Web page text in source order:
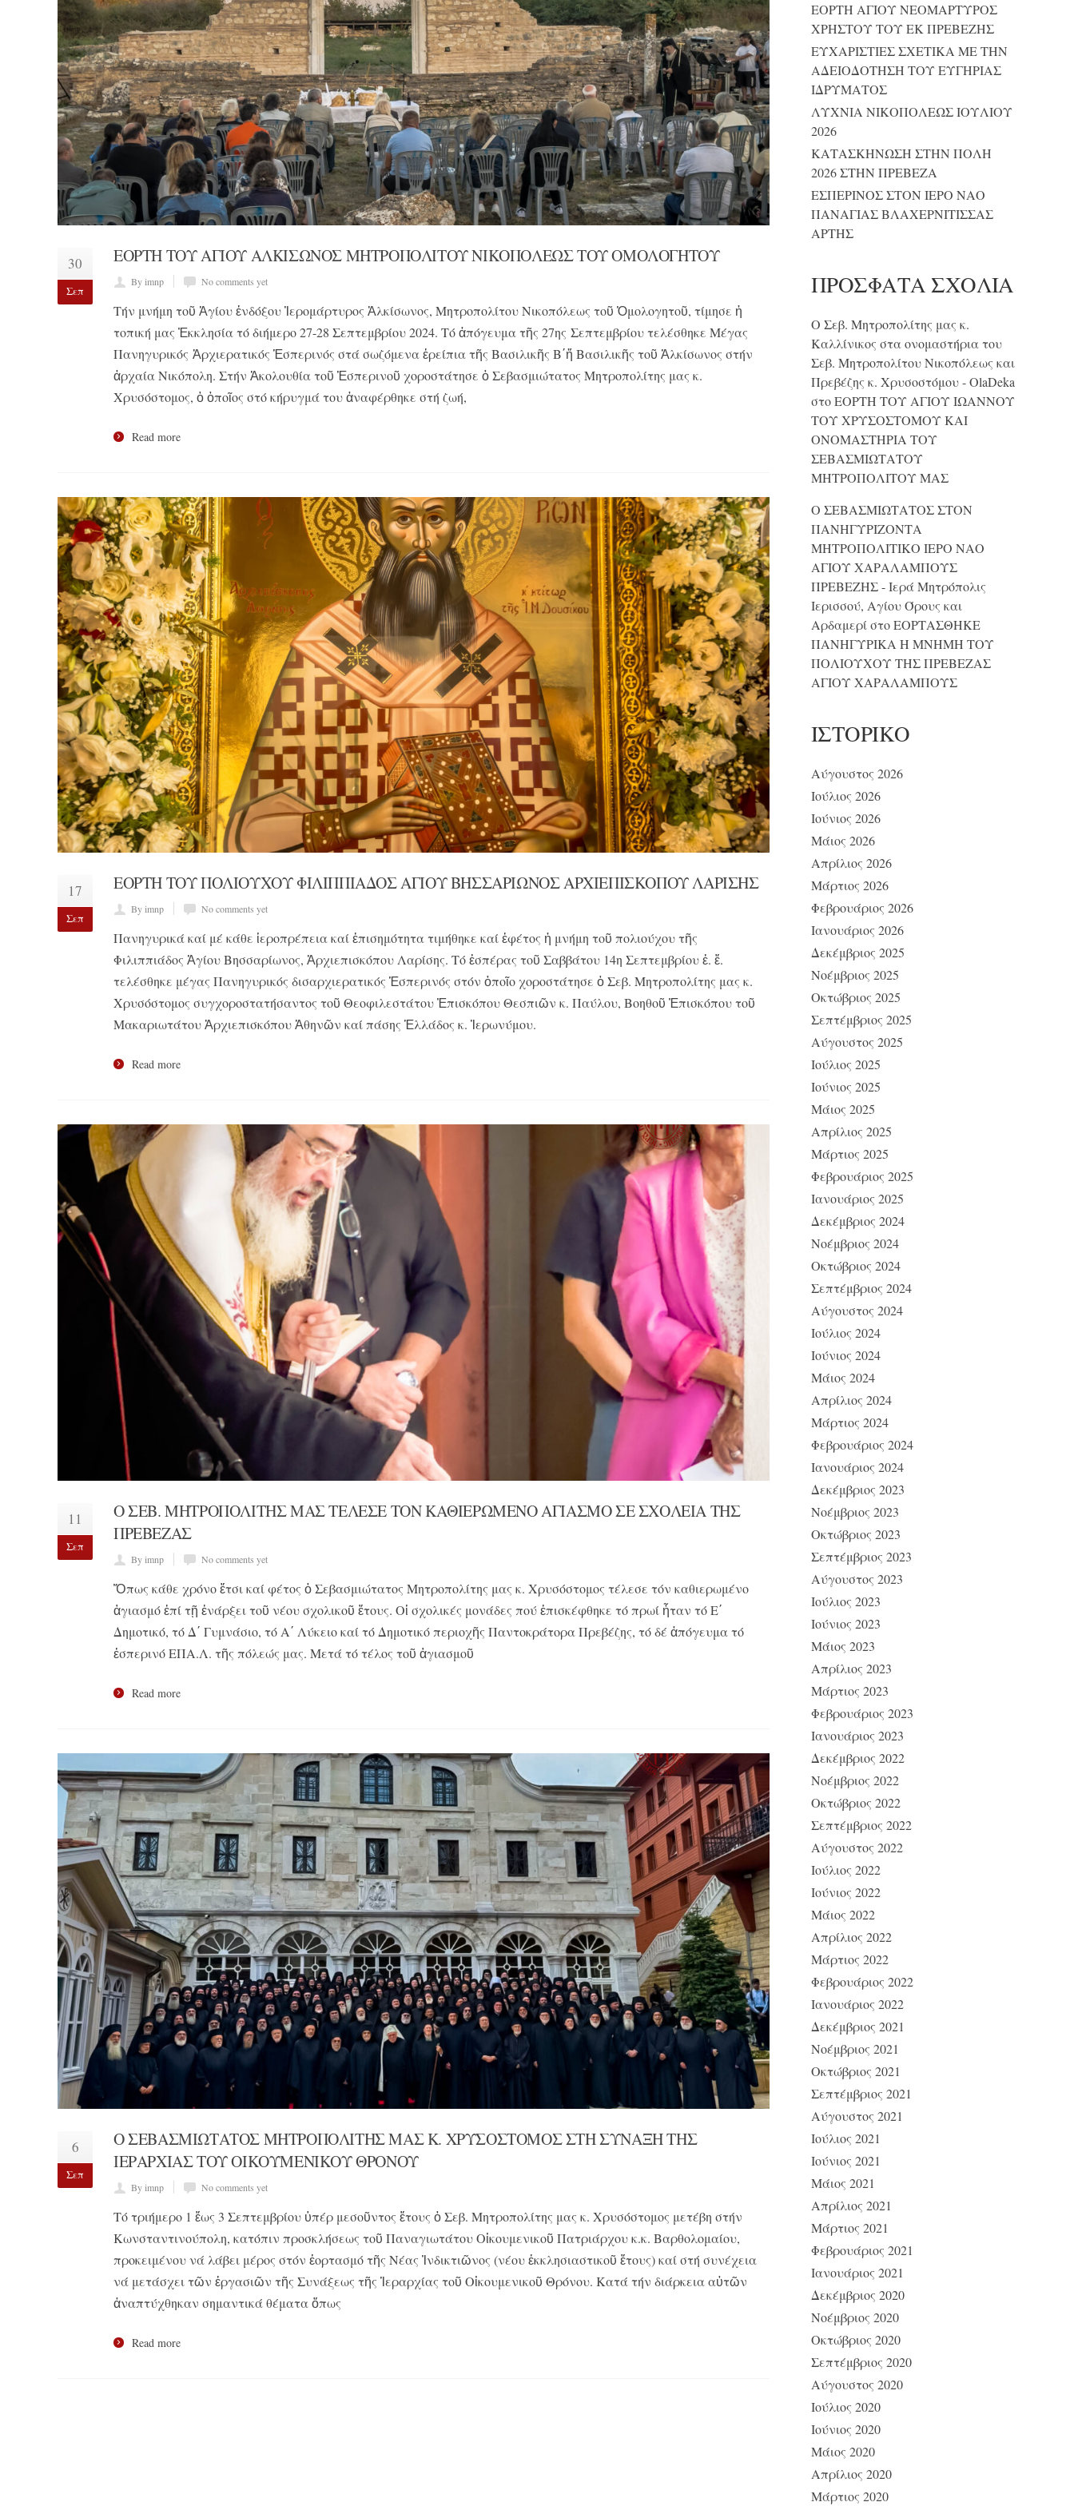
30
Σεπ
ΕΟΡΤΗ ΤΟΥ ΑΓΙΟΥ ΑΛΚΙΣΩΝΟΣ ΜΗΤΡΟΠΟΛΙΤΟΥ ΝΙΚΟΠΟΛΕΩΣ ΤΟΥ ΟΜΟΛΟΓΗΤΟΥ
By imnp No comments yet
Τήν μνήμη τοῦ Ἁγίου ἐνδόξου Ἱερομάρτυρος Ἀλκίσωνος, Μητροπολίτου Νικοπόλεως τοῦ Ὁμολογητοῦ, τίμησε ἡ
τοπική μας Ἐκκλησία τό διήμερο 27-28 Σεπτεμβρίου 2024. Τό ἀπόγευμα τῆς 27ης Σεπτεμβρίου τελέσθηκε Μέγας
Πανηγυρικός Ἀρχιερατικός Ἑσπερινός στά σωζόμενα ἐρείπια τῆς Βασιλικῆς Β΄ἤ Βασιλικῆς τοῦ Ἀλκίσωνος στήν
ἀρχαία Νικόπολη. Στήν Ἀκολουθία τοῦ Ἑσπερινοῦ χοροστάτησε ὁ Σεβασμιώτατος Μητροπολίτης μας κ.
Χρυσόστομος, ὁ ὁποῖος στό κήρυγμά του ἀναφέρθηκε στή ζωή,
Read more
17
Σεπ
ΕΟΡΤΗ ΤΟΥ ΠΟΛΙΟΥΧΟΥ ΦΙΛΙΠΠΙΑΔΟΣ ΑΓΙΟΥ ΒΗΣΣΑΡΙΩΝΟΣ ΑΡΧΙΕΠΙΣΚΟΠΟΥ ΛΑΡΙΣΗΣ
By imnp No comments yet
Πανηγυρικά καί μέ κάθε ἱεροπρέπεια καί ἐπισημότητα τιμήθηκε καί ἐφέτος ἡ μνήμη τοῦ πολιούχου τῆς
Φιλιππιάδος Ἁγίου Βησσαρίωνος, Ἀρχιεπισκόπου Λαρίσης. Τό ἑσπέρας τοῦ Σαββάτου 14η Σεπτεμβρίου ἐ. ἔ.
τελέσθηκε μέγας Πανηγυρικός δισαρχιερατικός Ἑσπερινός στόν ὁποῖο χοροστάτησε ὁ Σεβ. Μητροπολίτης μας κ.
Χρυσόστομος συγχοροστατήσαντος τοῦ Θεοφιλεστάτου Ἐπισκόπου Θεσπιῶν κ. Παύλου, Βοηθοῦ Ἐπισκόπου τοῦ
Μακαριωτάτου Ἀρχιεπισκόπου Ἀθηνῶν καί πάσης Ἑλλάδος κ. Ἱερωνύμου.
Read more
11
Σεπ
Ο ΣΕΒ. ΜΗΤΡΟΠΟΛΙΤΗΣ ΜΑΣ ΤΕΛΕΣΕ ΤΟΝ ΚΑΘΙΕΡΩΜΕΝΟ ΑΓΙΑΣΜΟ ΣΕ ΣΧΟΛΕΙΑ ΤΗΣ
ΠΡΕΒΕΖΑΣ
By imnp No comments yet
Ὅπως κάθε χρόνο ἔτσι καί φέτος ὁ Σεβασμιώτατος Μητροπολίτης μας κ. Χρυσόστομος τέλεσε τόν καθιερωμένο
ἁγιασμό ἐπί τῇ ἐνάρξει τοῦ νέου σχολικοῦ ἔτους. Οἱ σχολικές μονάδες πού ἐπισκέφθηκε τό πρωί ἦταν τό E΄
Δημοτικό, τό Δ΄ Γυμνάσιο, τό Α΄ Λύκειο καί τό Δημοτικό περιοχῆς Παντοκράτορα Πρεβέζης, τό δέ ἀπόγευμα τό
ἑσπερινό ΕΠΑ.Λ. τῆς πόλεώς μας. Μετά τό τέλος τοῦ ἁγιασμοῦ
Read more
6
Σεπ
Ο ΣΕΒΑΣΜΙΩΤΑΤΟΣ ΜΗΤΡΟΠΟΛΙΤΗΣ ΜΑΣ Κ. ΧΡΥΣΟΣΤΟΜΟΣ ΣΤΗ ΣΥΝΑΞΗ ΤΗΣ
ΙΕΡΑΡΧΙΑΣ ΤΟΥ ΟΙΚΟΥΜΕΝΙΚΟΥ ΘΡΟΝΟΥ
By imnp No comments yet
Τό τριήμερο 1 ἕως 3 Σεπτεμβρίου ὑπέρ μεσοῦντος ἔτους ὁ Σεβ. Μητροπολίτης μας κ. Χρυσόστομος μετέβη στήν
Κωνσταντινούπολη, κατόπιν προσκλήσεως τοῦ Παναγιωτάτου Οἰκουμενικοῦ Πατριάρχου κ.κ. Βαρθολομαίου,
προκειμένου νά λάβει μέρος στόν ἑορτασμό τῆς Νέας Ἰνδικτιῶνος (νέου ἐκκλησιαστικοῦ ἔτους) καί στή συνέχεια
νά μετάσχει τῶν ἐργασιῶν τῆς Συνάξεως τῆς Ἱεραρχίας τοῦ Οἰκουμενικοῦ Θρόνου. Κατά τήν διάρκεια αὐτῶν
ἀναπτύχθηκαν σημαντικά θέματα ὅπως
Read more
ΕΟΡΤΗ ΑΓΙΟΥ ΝΕΟΜΑΡΤΥΡΟΣ
ΧΡΗΣΤΟΥ ΤΟΥ ΕΚ ΠΡΕΒΕΖΗΣ
ΕΥΧΑΡΙΣΤΙΕΣ ΣΧΕΤΙΚΑ ΜΕ ΤΗΝ
ΑΔΕΙΟΔΟΤΗΣΗ ΤΟΥ ΕΥΓΗΡΙΑΣ
ΙΔΡΥΜΑΤΟΣ
ΛΥΧΝΙΑ ΝΙΚΟΠΟΛΕΩΣ ΙΟΥΛΙΟΥ
2026
ΚΑΤΑΣΚΗΝΩΣΗ ΣΤΗΝ ΠΟΛΗ
2026 ΣΤΗΝ ΠΡΕΒΕΖΑ
ΕΣΠΕΡΙΝΟΣ ΣΤΟΝ ΙΕΡΟ ΝΑΟ
ΠΑΝΑΓΙΑΣ ΒΛΑΧΕΡΝΙΤΙΣΣΑΣ
ΑΡΤΗΣ
ΠΡΌΣΦΑΤΑ ΣΧΌΛΙΑ
Ο Σεβ. Μητροπολίτης μας κ.
Καλλίνικος στα ονομαστήρια του
Σεβ. Μητροπολίτου Νικοπόλεως και
Πρεβέζης κ. Χρυσοστόμου - OlaDeka
στοΕΟΡΤΗ ΤΟΥ ΑΓΙΟΥ ΙΩΑΝΝΟΥ
ΤΟΥ ΧΡΥΣΟΣΤΟΜΟΥ ΚΑΙ
ONΟΜΑΣΤΗΡΙΑ ΤΟΥ
ΣΕΒΑΣΜΙΩΤΑΤΟΥ
ΜΗΤΡΟΠΟΛΙΤΟΥ ΜΑΣ
Ο ΣΕΒΑΣΜΙΩΤΑΤΟΣ ΣΤΟΝ
ΠΑΝΗΓΥΡΙΖΟΝΤΑ
ΜΗΤΡΟΠΟΛΙΤΙΚΟ ΙΕΡΟ ΝΑΟ
ΑΓΙΟΥ ΧΑΡΑΛΑΜΠΟΥΣ
ΠΡΕΒΕΖΗΣ - Ιερά Μητρόπολις
Ιερισσού, Αγίου Όρους και
ΑρδαμερίστοΕΟΡΤΑΣΘΗΚΕ
ΠΑΝΗΓΥΡΙΚΑ Η ΜΝΗΜΗ ΤΟΥ
ΠΟΛΙΟΥΧΟΥ ΤΗΣ ΠΡΕΒΕΖΑΣ
ΑΓΙΟΥ ΧΑΡΑΛΑΜΠΟΥΣ
ΙΣΤΟΡΙΚΌ
Αύγουστος 2026
Ιούλιος 2026
Ιούνιος 2026
Μάιος 2026
Απρίλιος 2026
Μάρτιος 2026
Φεβρουάριος 2026
Ιανουάριος 2026
Δεκέμβριος 2025
Νοέμβριος 2025
Οκτώβριος 2025
Σεπτέμβριος 2025
Αύγουστος 2025
Ιούλιος 2025
Ιούνιος 2025
Μάιος 2025
Απρίλιος 2025
Μάρτιος 2025
Φεβρουάριος 2025
Ιανουάριος 2025
Δεκέμβριος 2024
Νοέμβριος 2024
Οκτώβριος 2024
Σεπτέμβριος 2024
Αύγουστος 2024
Ιούλιος 2024
Ιούνιος 2024
Μάιος 2024
Απρίλιος 2024
Μάρτιος 2024
Φεβρουάριος 2024
Ιανουάριος 2024
Δεκέμβριος 2023
Νοέμβριος 2023
Οκτώβριος 2023
Σεπτέμβριος 2023
Αύγουστος 2023
Ιούλιος 2023
Ιούνιος 2023
Μάιος 2023
Απρίλιος 2023
Μάρτιος 2023
Φεβρουάριος 2023
Ιανουάριος 2023
Δεκέμβριος 2022
Νοέμβριος 2022
Οκτώβριος 2022
Σεπτέμβριος 2022
Αύγουστος 2022
Ιούλιος 2022
Ιούνιος 2022
Μάιος 2022
Απρίλιος 2022
Μάρτιος 2022
Φεβρουάριος 2022
Ιανουάριος 2022
Δεκέμβριος 2021
Νοέμβριος 2021
Οκτώβριος 2021
Σεπτέμβριος 2021
Αύγουστος 2021
Ιούλιος 2021
Ιούνιος 2021
Μάιος 2021
Απρίλιος 2021
Μάρτιος 2021
Φεβρουάριος 2021
Ιανουάριος 2021
Δεκέμβριος 2020
Νοέμβριος 2020
Οκτώβριος 2020
Σεπτέμβριος 2020
Αύγουστος 2020
Ιούλιος 2020
Ιούνιος 2020
Μάιος 2020
Απρίλιος 2020
Μάρτιος 2020